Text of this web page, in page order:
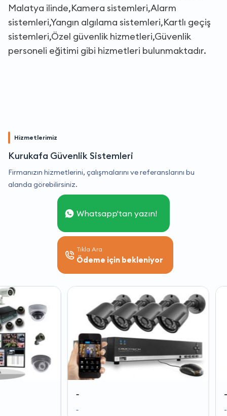
Malatya ilinde,Kamera sistemleri,Alarm
sistemleri,Yangın algılama sistemleri,Kartlı geçiş
sistemleri,Özel güvenlik hizmetleri,Güvenlik
personeli eğitimi gibi hizmetleri bulunmaktadır.
Hizmetlerimiz
Kurukafa Güvenlik Sistemleri
Firmanızın hizmetlerini, çalışmalarını ve referanslarını bu
alanda görebilirsiniz.
Whatsapp'tan yazın!
Tıkla Ara
Ödeme için bekleniyor